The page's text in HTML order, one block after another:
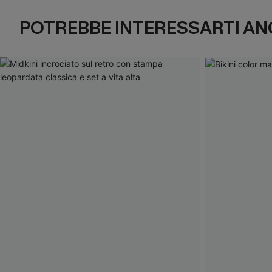
POTREBBE INTERESSARTI